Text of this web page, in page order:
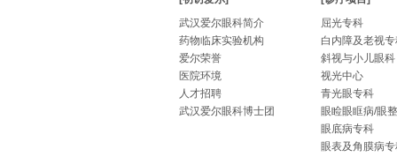
武汉爱尔眼科简介
药物临床实验机构
爱尔荣誉
医院环境
人才招聘
武汉爱尔眼科博士团
屈光专科
白内障及老视
斜视与小儿眼科
视光中心
青光眼专科
眼睑眼眶病/眼
眼底病专科
眼表及角膜病